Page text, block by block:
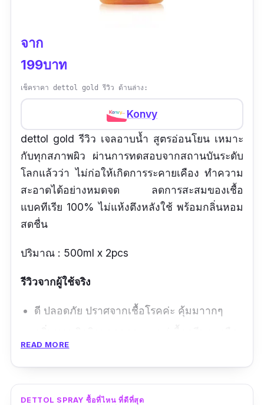
จาก
199บาท
เช็คราคา dettol gold รีวิว ด้านล่าง:
Konvy
dettol gold รีวิว เจลอาบน้ำ สูตรอ่อนโยน เหมาะ
กับทุกสภาพผิว ผ่านการทดสอบจากสถานบันระดับ
โลกแล้วว่า ไม่ก่อให้เกิดการระคายเคือง ทำความ
สะอาดได้อย่างหมดจด ลดการสะสมของเชื้อ
แบคทีเรีย 100% ไม่แห้งตึงหลังใช้ พร้อมกลิ่นหอม
สดชื่น
ปริมาณ : 500ml x 2pcs
รีวิวจากผู้ใช้จริง
ดี ปลอดภัย ปราศจากเชื้อโรคค่ะ คุ้มมาากๆ
หน่อยนะมีความเข็มข้นสูง ตัววนี้ล้างออกง่าย
ไม่ลื่นผิว โดยรวมดีมากค่ะ
ข้อดี
READ MORE
DETTOL SPRAY ซื้อที่ไหน ที่ดีที่สุด